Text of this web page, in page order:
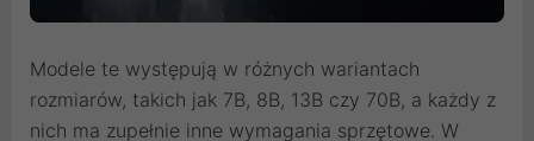
Modele te występują w różnych wariantach
rozmiarów, takich jak 7B, 8B, 13B czy 70B, a każdy z
nich ma zupełnie inne wymagania sprzętowe. W